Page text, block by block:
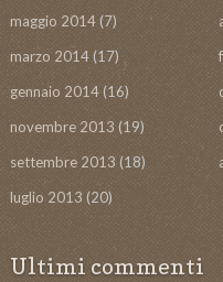
maggio 2014(7)
marzo 2014(17)
gennaio 2014(16)
novembre 2013 (19)
settembre 2013 (18)
luglio 2013 (20)
Ultimi commenti